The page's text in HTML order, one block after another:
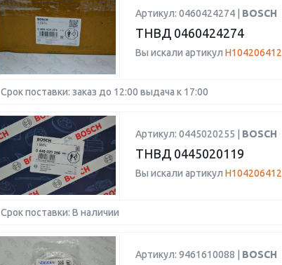
Артикул: 0460424274 | BOSCH
ТНВД 0460424274
Вы искали артикул H104206412
Срок поставки: заказ до 12:00 выдача к 17:00
Артикул: 0445020255 | BOSCH
ТНВД 0445020119
Вы искали артикул H104206412
Срок поставки: В наличии
Артикул: 9461610088 | BOSCH